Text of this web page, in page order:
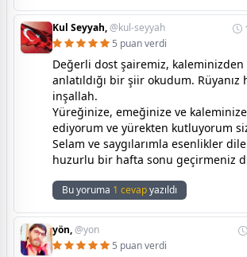
Kul Seyyah,@kul-seyyah
5 puan verdi
Değerli dost şairemiz, kaleminizden
anlatıldığı bir şiir okudum.
inşallah.
Yüreğinize, emeğinize ve
ediyorum ve yürekten kutluyorum
Selam ve saygılarımla esenlikler
huzurlu bir hafta sonu geçirmeniz
Bu yoruma 1 cevapyazıldı
yön,@yon
5 puan verdi